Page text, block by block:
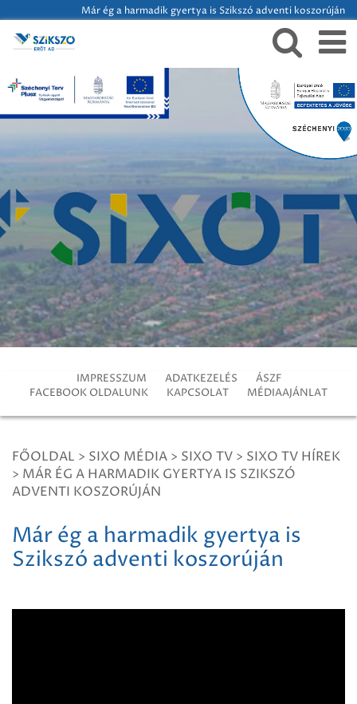
Már ég a harmadik gyertya is Szikszó adventi koszorúján
IMPRESSZUM ADATKEZELÉS
ÁSZF
FACEBOOK OLDALUNK
KAPCSOLAT MÉDIAAJÁNLAT
FŐOLDAL > SIXO MÉDIA > SIXO TV > SIXO TV HÍREK
> MÁR ÉG A HARMADIK GYERTYA IS SZIKSZÓ
ADVENTI KOSZORÚJÁN
Már ég a harmadik gyertya is
Szikszó adventi koszorúján